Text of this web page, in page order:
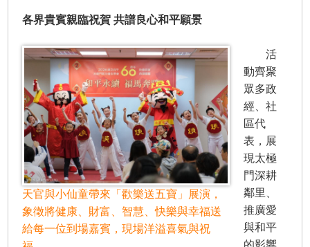
各界貴賓親臨祝賀 共譜良心和平願景
天官與小仙童帶來「歡樂送五寶」展演，
象徵將健康、財富、智慧、快樂與幸福送
給每一位到場嘉賓，現場洋溢喜氣與祝
活
動齊聚
眾多政
經、社
區代
表，展
現太極
門深耕
鄰里、
推廣愛
與和平
的影響